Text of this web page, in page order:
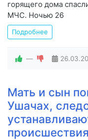
горящего дома
МЧС. Ночью 26
Подробнее
—
Мать и сын
Ушачах,
происшествия